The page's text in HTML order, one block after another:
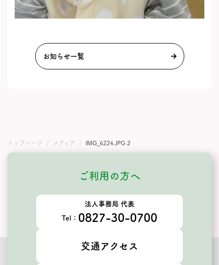
お知らせ一覧
トップページ メディア IMG_6224.JPG 2
ご利用の方へ
法人事務局 代表
Tel： 0827-30-0700
交通アクセス